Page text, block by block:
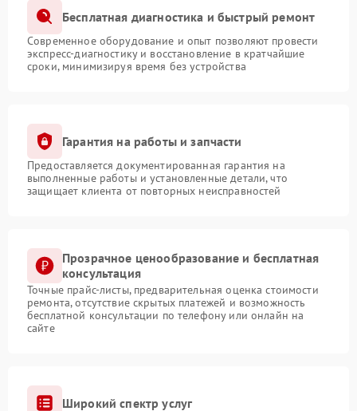
Бесплатная диагностика и быстрый ремонт
Современное оборудование и опыт позволяют провести
экспресс-диагностику и восстановление в кратчайшие
сроки, минимизируя время без устройства
Гарантия на работы и запчасти
Предоставляется документированная гарантия на
выполненные работы и установленные детали, что
защищает клиента от повторных неисправностей
Прозрачное ценообразование и бесплатная
консультация
Точные прайс-листы, предварительная оценка стоимости
ремонта, отсутствие скрытых платежей и возможность
бесплатной консультации по телефону или онлайн на
сайте
Широкий спектр услуг